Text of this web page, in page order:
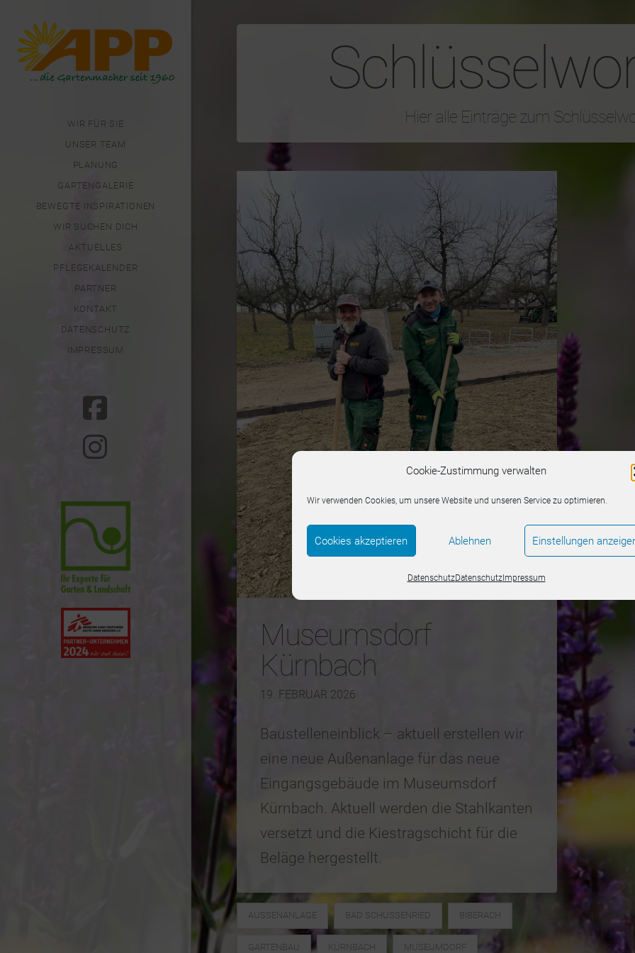
Cookie-Zustimmung verwalten
Wir verwenden Cookies, um unsere Website und unseren Service zu optimieren.
Cookies akzeptieren Ablehnen Einstellungen
DatenschutzDatenschutzImpressum
WIR FÜR SIE
UNSER TEAM
PLANUNG
GARTENGALERIE
BEWEGTE INSPIRATIONEN
WIR SUCHEN DICH
AKTUELLES
PFLEGEKALENDER
PARTNER
KONTAKT
DATENSCHUTZ
IMPRESSUM
Hier alle Einträge zum
Museumsdorf
Kürnbach
19. FEBRUAR 2026
Baustelleneinblick – aktuell erstellen wir
eine neue Außenanlage für das neue
Eingangsgebäude im Museumsdorf
Kürnbach. Aktuell werden die Stahlkanten
versetzt und die Kiestragschicht für die
Beläge hergestellt.
AUSSENANLAGE BAD SCHUSSENRIED BIBERACH
GARTENBAU KÜRNBACH MUSEUMDORF